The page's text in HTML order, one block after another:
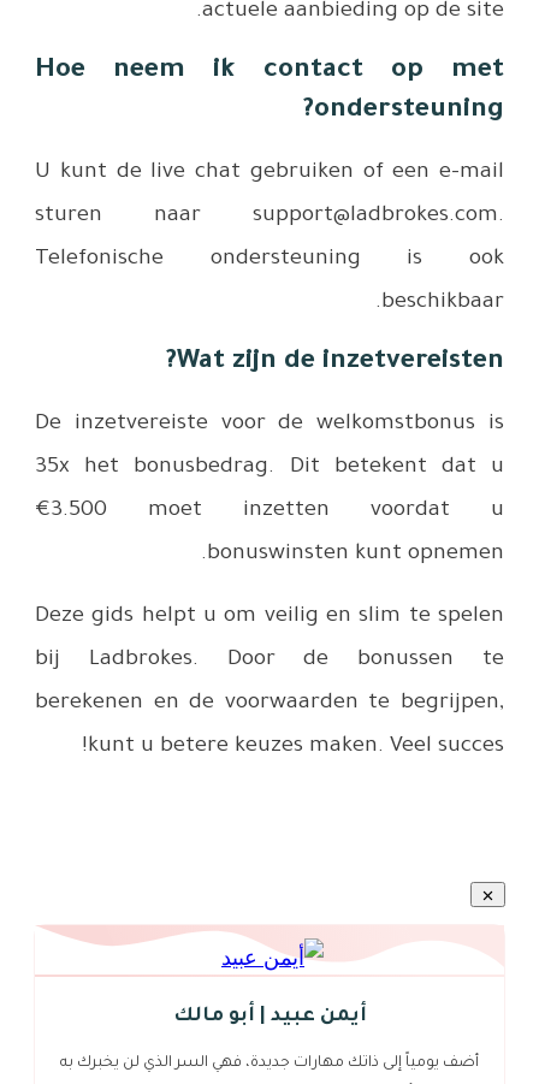
Hoe
U kunt de
sturen
De
35x het
€3.500
Deze gids
bij
kunt
لن يخبرك به